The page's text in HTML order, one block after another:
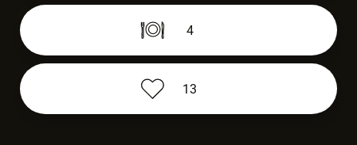
4
13